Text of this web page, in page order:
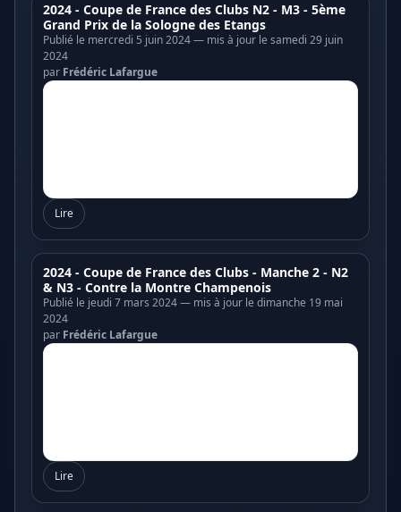
2024 - Coupe de France des Clubs N2 - M3 - 5ème
Grand Prix de la Sologne des Etangs
Publié le mercredi 5 juin 2024 — mis à jour le samedi 29 juin
2024
par Frédéric Lafargue
Lire
2024 - Coupe de France des Clubs - Manche 2 - N2
& N3 - Contre la Montre Champenois
Publié le jeudi 7 mars 2024 — mis à jour le dimanche 19 mai
2024
par Frédéric Lafargue
Lire